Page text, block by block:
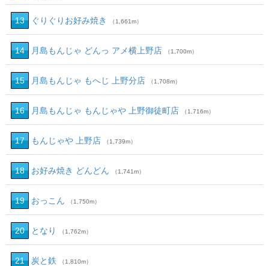
13 ぐりぐりお好み焼き （1,661m）
14 月島もんじゃ どんっ アメ横上野店 （1,700m）
15 月島もんじゃ もへじ 上野分店 （1,708m）
16 月島もんじゃ もんじゃや 上野御徒町店 （1,716m）
17 もんじゃや 上野店 （1,739m）
18 お好み焼き どんどん （1,741m）
19 おっこん （1,750m）
20 となり （1,762m）
21 炭と鉄 （1,810m）